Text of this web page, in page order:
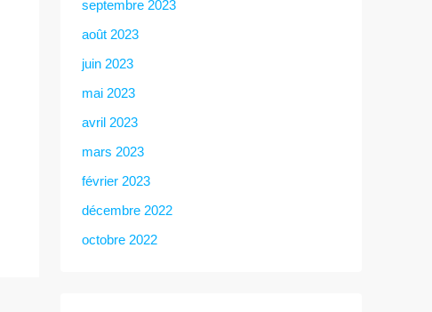
septembre 2023
août 2023
juin 2023
mai 2023
avril 2023
mars 2023
février 2023
décembre 2022
octobre 2022